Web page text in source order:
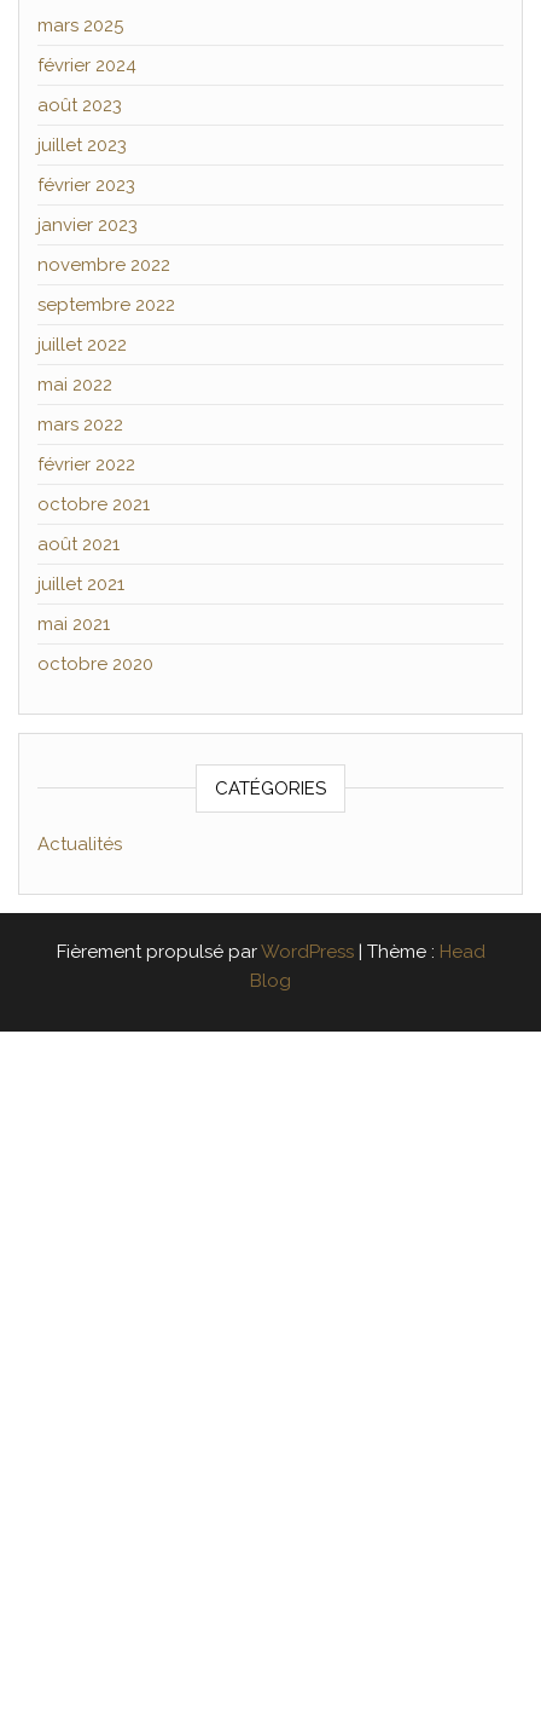
mars 2025
février 2024
août 2023
juillet 2023
février 2023
janvier 2023
novembre 2022
septembre 2022
juillet 2022
mai 2022
mars 2022
février 2022
octobre 2021
août 2021
juillet 2021
mai 2021
octobre 2020
CATÉGORIES
Actualités
Fièrement propulsé parWordPress Thème : Head
Blog